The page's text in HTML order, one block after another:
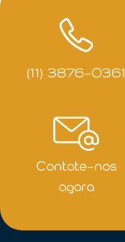
(11) 3876-0361
Contate-nos
agora